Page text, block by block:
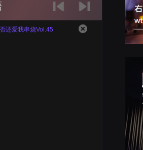
还爱我串烧Vol.45